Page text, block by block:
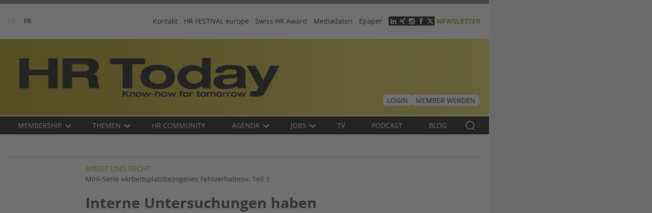
Skip
content
DE FR
Header
menu
Kontakt HR FESTIVAL europe Swiss HR Award Mediadaten Epaper NEWSLETTER
LOGIN
MEMBER WERDEN
Main
DE
MEMBERSHIP THEMEN HR COMMUNITY AGENDA JOBS TV PODCAST BLOG
ARBEIT UND RECHT
Mini-Serie «Arbeitsplatzbezogenes Fehlverhalten»: Teil 3
Interne Untersuchungen haben